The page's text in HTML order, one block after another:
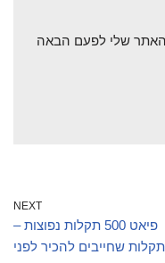
שלי לפעם הבאה
NEXT
פיאט 500 תקלות נפוצות –
שחייבים להכיר לפני